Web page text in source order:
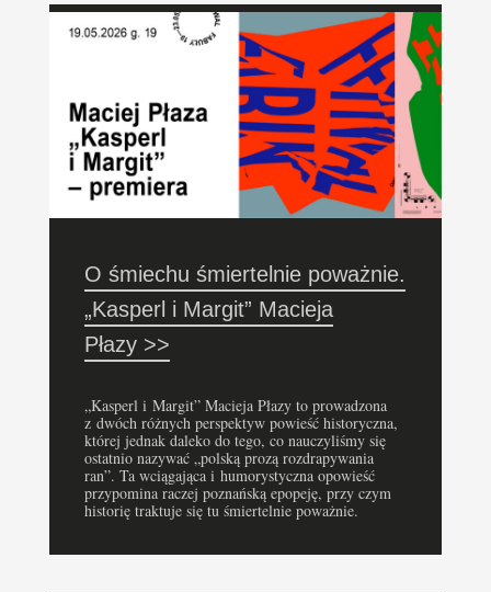
O śmiechu śmiertelnie poważnie.
„Kasperl i Margit” Macieja
Płazy >>
„Kasperl i Margit” Macieja Płazy to prowadzona
z dwóch różnych perspektyw powieść historyczna,
której jednak daleko do tego, co nauczyliśmy się
ostatnio nazywać „polską prozą rozdrapywania
ran”. Ta wciągająca i humorystyczna opowieść
przypomina raczej poznańską epopeję, przy czym
historię traktuje się tu śmiertelnie poważnie.